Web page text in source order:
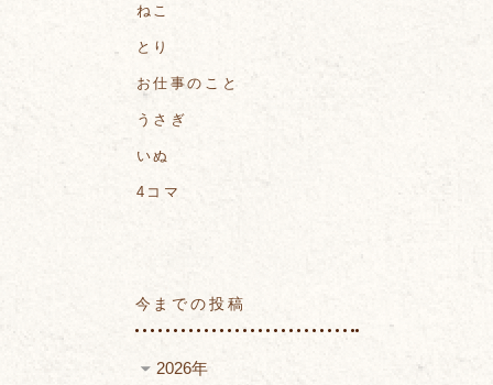
ねこ
とり
お仕事のこと
うさぎ
いぬ
4コマ
今までの投稿
2026年